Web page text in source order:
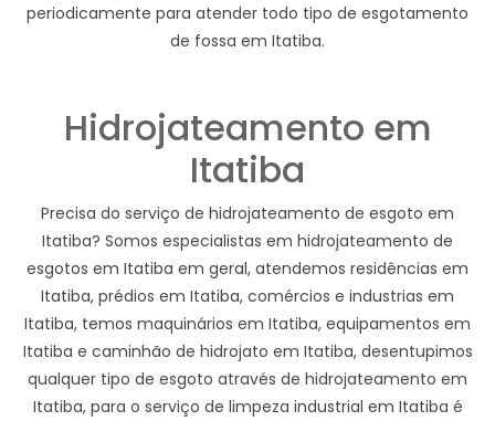
periodicamente para atender todo tipo de esgotamento
de fossa em Itatiba.
Hidrojateamento em
Itatiba
Precisa do serviço de hidrojateamento de esgoto em
Itatiba? Somos especialistas em hidrojateamento de
esgotos em Itatiba em geral, atendemos residências em
Itatiba, prédios em Itatiba, comércios e industrias em
Itatiba, temos maquinários em Itatiba, equipamentos em
Itatiba e caminhão de hidrojato em Itatiba, desentupimos
qualquer tipo de esgoto através de hidrojateamento em
Itatiba, para o serviço de limpeza industrial em Itatiba é